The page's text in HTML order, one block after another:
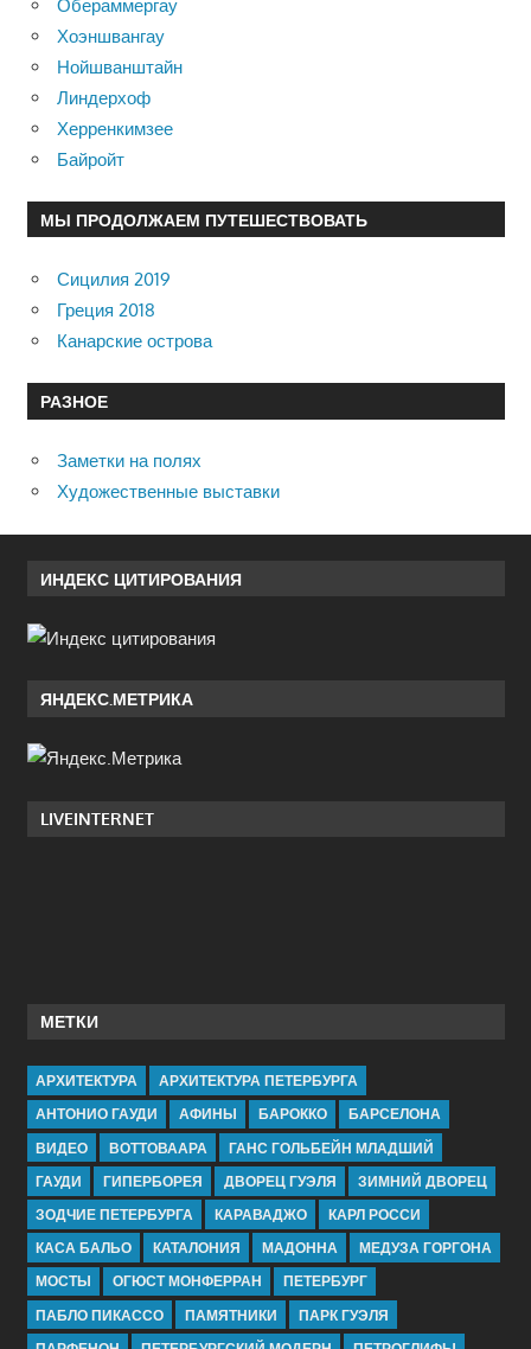
Обераммергау
Хоэншвангау
Нойшванштайн
Линдерхоф
Херренкимзее
Байройт
МЫ ПРОДОЛЖАЕМ ПУТЕШЕСТВОВАТЬ
Сицилия 2019
Греция 2018
Канарские острова
РАЗНОЕ
Заметки на полях
Художественные выставки
ИНДЕКС ЦИТИРОВАНИЯ
ЯНДЕКС.МЕТРИКА
LIVEINTERNET
МЕТКИ
АРХИТЕКТУРА
АРХИТЕКТУРА ПЕТЕРБУРГА
АНТОНИО ГАУДИ
АФИНЫ БАРОККО
БАРСЕЛОНА
ВИДЕО
ВОТТОВААРА
ГАНС ГОЛЬБЕЙН МЛАДШИЙ
ГАУДИ
ГИПЕРБОРЕЯ ДВОРЕЦ ГУЭЛЯ
ЗИМНИЙ ДВОРЕЦ
ЗОДЧИЕ ПЕТЕРБУРГА
КАРАВАДЖО
КАРЛ РОССИ
КАСА БАЛЬО
КАТАЛОНИЯ МАДОННА
МЕДУЗА ГОРГОНА
МОСТЫ
ОГЮСТ МОНФЕРРАН
ПЕТЕРБУРГ
ПАБЛО ПИКАССО
ПАМЯТНИКИ
ПАРК ГУЭЛЯ